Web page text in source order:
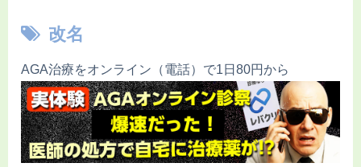
改名
AGA治療をオンライン（電話）で1日80円から